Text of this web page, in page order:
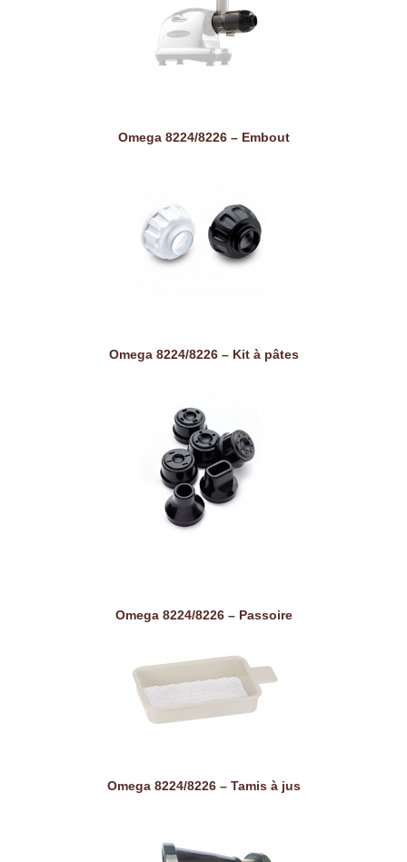
Omega 8224/8226 – Embout
Omega 8224/8226 – Kit à pâtes
Omega 8224/8226 – Passoire
Omega 8224/8226 – Tamis à jus